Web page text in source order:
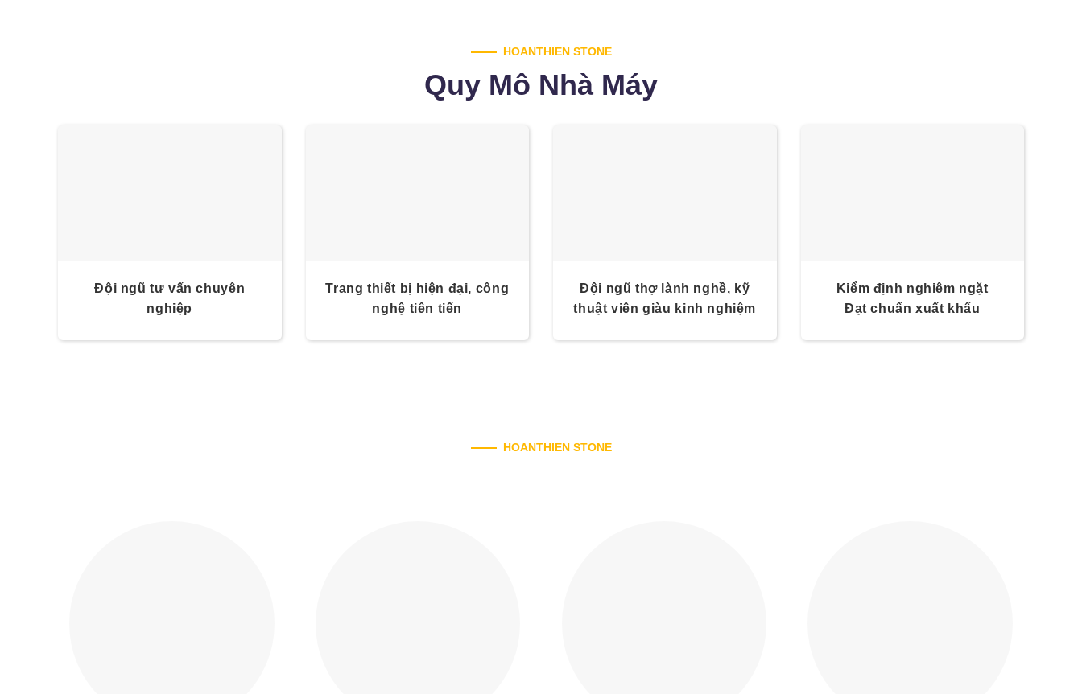
HOANTHIEN STONE
Quy Mô Nhà Máy
Đội ngũ tư vấn chuyên
nghiệp
Trang thiết bị hiện đại, công
nghệ tiên tiến
Đội ngũ thợ lành nghề, kỹ
thuật viên giàu kinh nghiệm
Kiểm định nghiêm ngặt
Đạt chuẩn xuất khẩu
HOANTHIEN STONE